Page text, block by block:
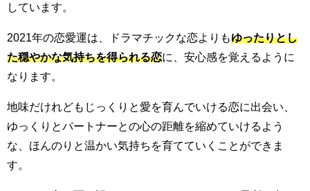
しています。
2021年の恋愛運は、ドラマチックな恋よりもゆったりとし
た穏やかな気持ちを得られる恋に、安心感を覚えるように
なります。
地味だけれどもじっくりと愛を育んでいける恋に出会い、
ゆっくりとパートナーとの心の距離を縮めていけるよう
な、ほんのりと温かい気持ちを育てていくことができま
す。